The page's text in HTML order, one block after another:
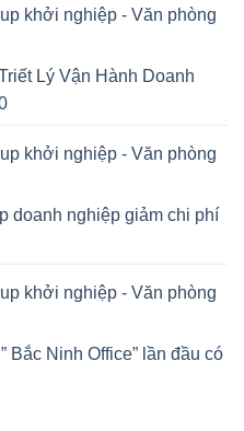
khởi nghiệp - Văn phòng
Lý Vận Hành Doanh
khởi nghiệp - Văn phòng
doanh nghiệp giảm chi phí
khởi nghiệp - Văn phòng
Bắc Ninh Office” lần đầu có